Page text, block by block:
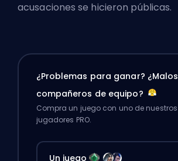
acusaciones se hicieron públicas.
¿Problemas para ganar? ¿Malos
compañeros de equipo?
Compra un juego con uno de nuestros
jugadores PRO.
Un juego